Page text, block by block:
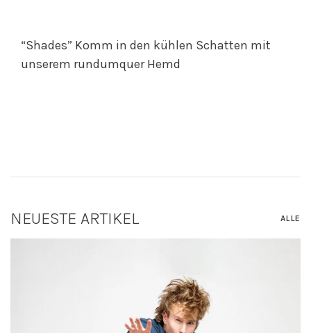
“Shades” Komm in den kühlen Schatten mit
unserem rundumquer Hemd
NEUESTE ARTIKEL ALLE